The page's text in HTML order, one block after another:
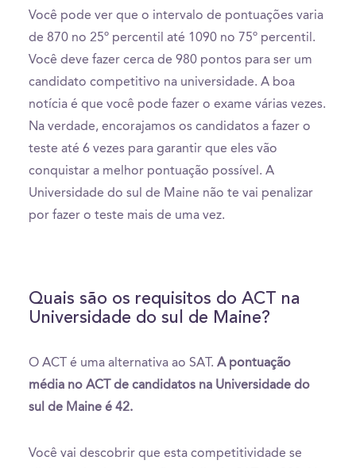
Você pode ver que o intervalo de pontuações varia
de 870 no 25º percentil até 1090 no 75º percentil.
Você deve fazer cerca de 980 pontos para ser um
candidato competitivo na universidade. A boa
notícia é que você pode fazer o exame várias vezes.
Na verdade, encorajamos os candidatos a fazer o
teste até 6 vezes para garantir que eles vão
conquistar a melhor pontuação possível. A
Universidade do sul de Maine não te vai penalizar
por fazer o teste mais de uma vez.
Quais são os requisitos do ACT na
Universidade do sul de Maine?
O ACT é uma alternativa ao SAT. A pontuação
média no ACT de candidatos na Universidade do
sul de Maine é 42.
Você vai descobrir que esta competitividade se